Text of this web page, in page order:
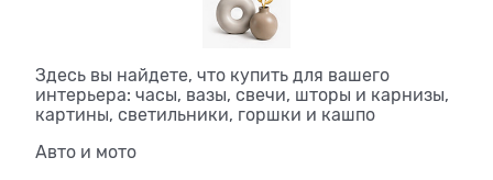
Здесь вы найдете, что купить для вашего
интерьера: часы, вазы, свечи, шторы и карнизы,
картины, светильники, горшки и кашпо
Авто и мото